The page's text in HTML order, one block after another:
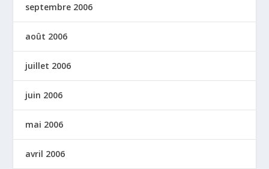
septembre 2006
août 2006
juillet 2006
juin 2006
mai 2006
avril 2006